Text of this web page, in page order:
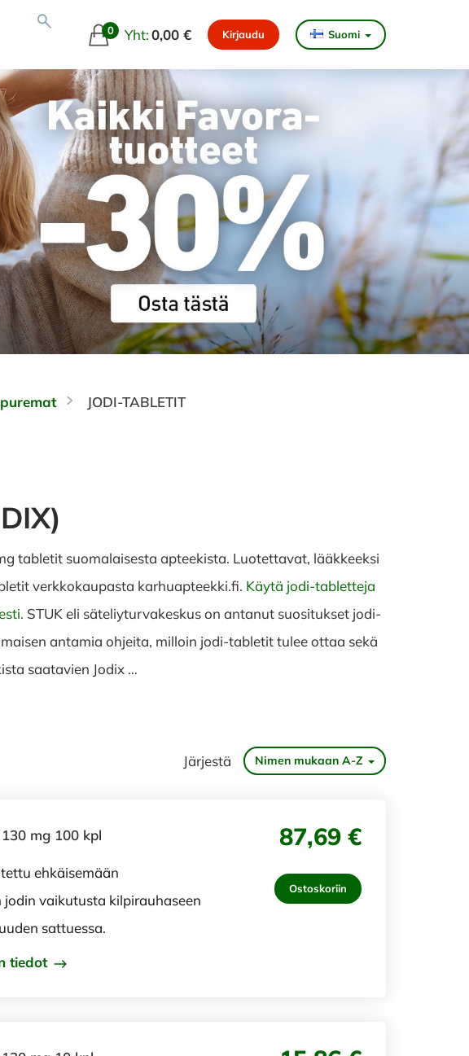
0 Yht:0,00 € Kirjaudu Suomi
JODI-TABLETIT
tabletit suomalaisesta apteekista. Luotettavat, lääkkeeksi
verkkokaupasta karhuapteekki.fi. Käytä jodi-tabletteja
STUK eli säteliyturvakeskus on antanut suositukset jodi-
antamia ohjeita, milloin jodi-tabletit tulee ottaa sekä
saatavien Jodix …
Järjestä Nimen mukaan A-Z
mg 100 kpl
ehkäisemään
jodin vaikutusta kilpirauhaseen
sattuessa.
tiedot
87,69 €
Ostoskoriin